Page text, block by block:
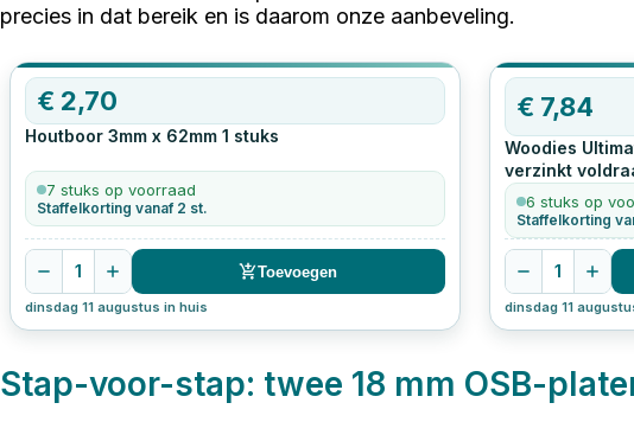
precies in dat bereik en is daarom onze aanbeveling.
€ 2,70
Houtboor 3mm x 62mm 1 stuks
7 stuks op voorraad
Staffelkorting vanaf 2 st.
1 Toevoegen
dinsdag 11 augustus in huis
€ 7,84
Woodies
verzinkt
6 stuks op
Staffelkorting
1
dinsdag 11
Stap-voor-stap: twee 18 mm OSB-